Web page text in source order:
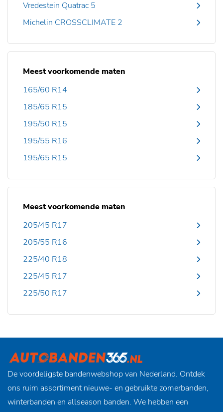
Vredestein Quatrac 5
Michelin CROSSCLIMATE 2
Meest voorkomende maten
165/60 R14
185/65 R15
195/50 R15
195/55 R16
195/65 R15
Meest voorkomende maten
205/45 R17
205/55 R16
225/40 R18
225/45 R17
225/50 R17
De voordeligste bandenwebshop van Nederland. Ontdek
ons ruim assortiment nieuwe- en gebruikte zomerbanden,
winterbanden en allseason banden. We hebben een